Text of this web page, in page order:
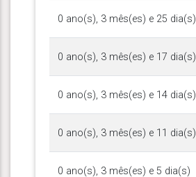
0 ano(s), 3 mês(es) e 25 dia(s)
0 ano(s), 3 mês(es) e 17 dia(s)
0 ano(s), 3 mês(es) e 14 dia(s)
0 ano(s), 3 mês(es) e 11 dia(s)
0 ano(s), 3 mês(es) e 5 dia(s)